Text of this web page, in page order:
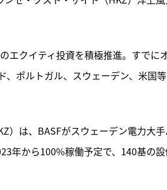
エクイティ投資を積極推進。すでに
、ポルトガル、スウェーデン、米国
）は、BASFがスウェーデン電力大
年から100%稼働予定で、140基の